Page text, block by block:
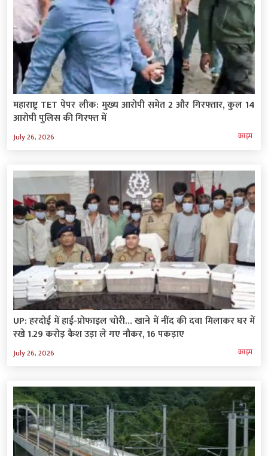
महाराष्ट्र TET पेपर लीक: मुख्य आरोपी समेत 2 और गिरफ्तार, कुल 14
आरोपी पुलिस की गिरफ्त में
July 26, 2026 क्राइम
UP: हरदोई में हाई-प्रोफाइल चोरी… खाने में नींद की दवा मिलाकर घर में
रखे 1.29 करोड़ कैश उड़ा ले गए नौकर, 16 पकड़ाए
July 26, 2026 क्राइम